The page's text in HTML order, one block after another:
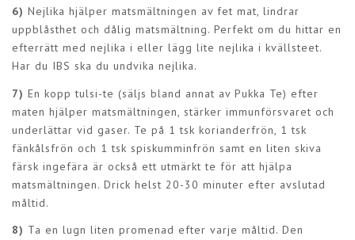
6) Nejlika hjälper matsmältningen av fet mat, lindrar
uppblåsthet och dålig matsmältning. Perfekt om du hittar en
efterrätt med nejlika i eller lägg lite nejlika i kvällsteet.
Har du IBS ska du undvika nejlika.
7) En kopp tulsi-te (säljs bland annat av Pukka Te) efter
maten hjälper matsmältningen, stärker immunförsvaret och
underlättar vid gaser. Te på 1 tsk korianderfrön, 1 tsk
fänkålsfrön och 1 tsk spiskumminfrön samt en liten skiva
färsk ingefära är också ett utmärkt te för att hjälpa
matsmältningen. Drick helst 20-30 minuter efter avslutad
måltid.
8) Ta en lugn liten promenad efter varje måltid. Den